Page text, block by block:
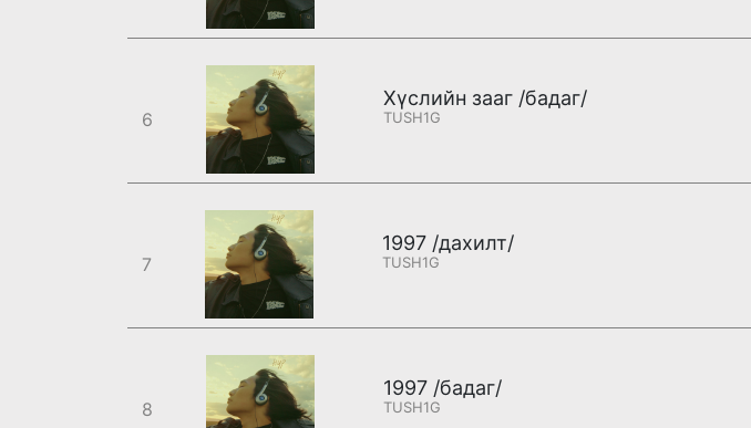
6
Хүслийн зааг /бадаг/
TUSH1G
7
1997 /дахилт/
TUSH1G
8
1997 /бадаг/
TUSH1G